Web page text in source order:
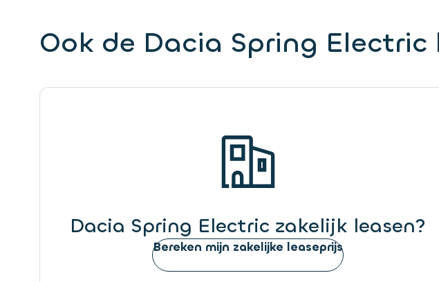
Ook de Dacia Spring Electric
Dacia Spring Electric zakelijk leasen?
Bereken mijn zakelijke leaseprijs